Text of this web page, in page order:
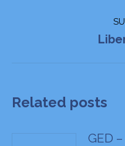
Related posts
GED